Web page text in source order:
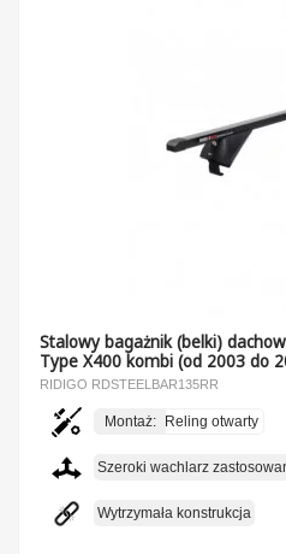
Stalowy bagażnik (belki)
Type X400 kombi (od 2003 do
RIDIGO RDSTEELBAR135RR
Montaż: Reling otwarty
Szeroki wachlarz
Wytrzymała konstrukcja